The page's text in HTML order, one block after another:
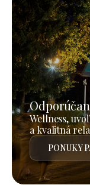
Wellness,
a kvalitná
PONUKY